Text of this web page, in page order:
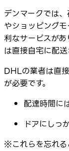
デンマークでは
やショッピング
利なサービスが
は直接自宅に配送
DHLの業者は直
が必要です。
配達時間に
ドアにしっ
※これらを忘れる